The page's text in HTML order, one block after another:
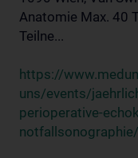
Anatomie Max. 40
Teilne...
https://
uns/events/
perioperative-